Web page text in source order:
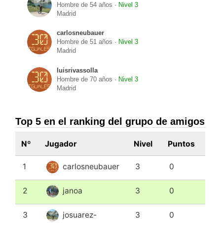
Hombre de 54 años · Nivel 3
Madrid
carlosneubauer
Hombre de 51 años · Nivel 3
Madrid
luisrivassolla
Hombre de 70 años · Nivel 3
Madrid
Top 5 en el ranking del grupo de amigos
Nº Jugador Nivel Puntos
1 carlosneubauer 3 0
2 janoa 3 0
3 josuarez- 3 0